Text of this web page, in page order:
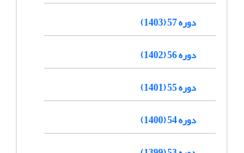
دوره 57 (1403)
دوره 56 (1402)
دوره 55 (1401)
دوره 54 (1400)